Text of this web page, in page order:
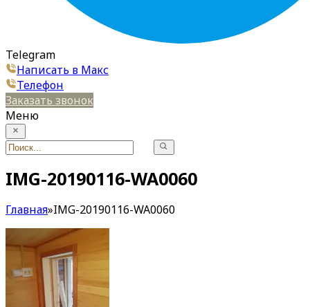
Telegram
Написать в Макс
Телефон
Заказать звонок
Меню
IMG-20190116-WA0060
Главная»IMG-20190116-WA0060